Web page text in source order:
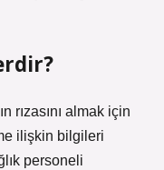
rızasını almak için
ilişkin bilgileri
personeli